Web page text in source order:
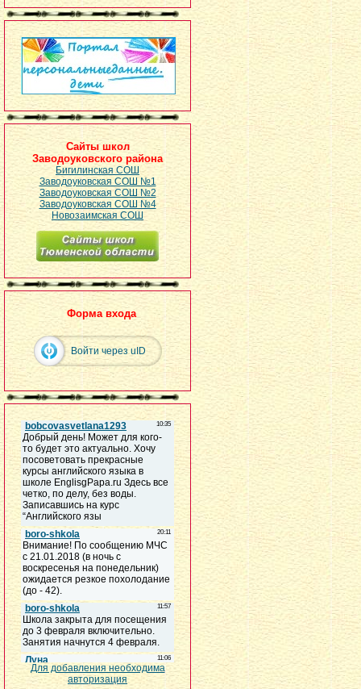
Сайты школ
Заводоуковского района
Бигилинская СОШ
Заводоуковская СОШ №1
Заводоуковская СОШ №2
Заводоуковская СОШ №4
Новозаимская СОШ
Форма входа
Войти через uID
Для добавления необходима
авторизация